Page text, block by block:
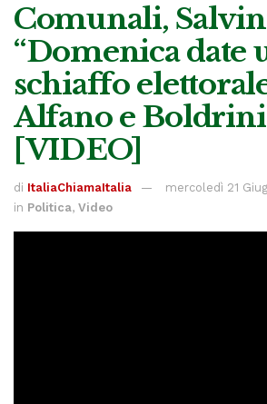
Comunali,
“Domenica date
schiaffo
Alfano e
[VIDEO]
di ItaliaChiamaItalia
mercoledì 21
in Politica, Video